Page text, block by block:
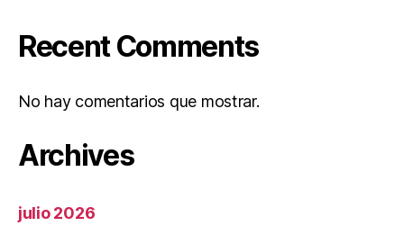
Recent Comments
No hay comentarios que mostrar.
Archives
julio 2026